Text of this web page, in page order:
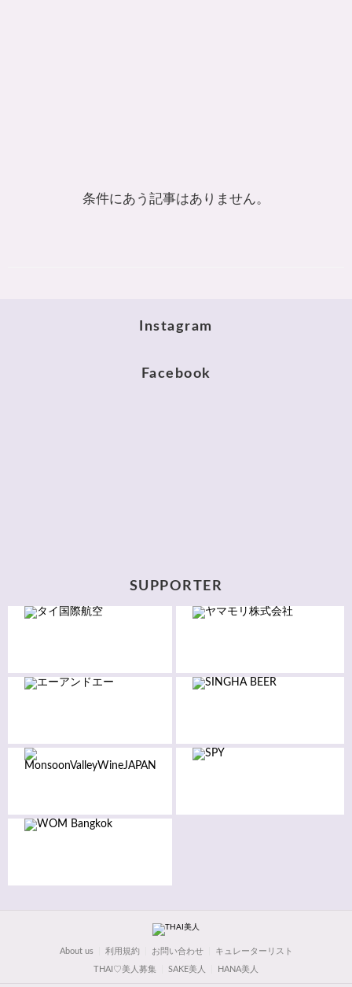
条件にあう記事はありません。
Instagram
Facebook
SUPPORTER
About us 利用規約 お問い合わせ キュレーターリスト
THAI♡美人募集 SAKE美人 HANA美人